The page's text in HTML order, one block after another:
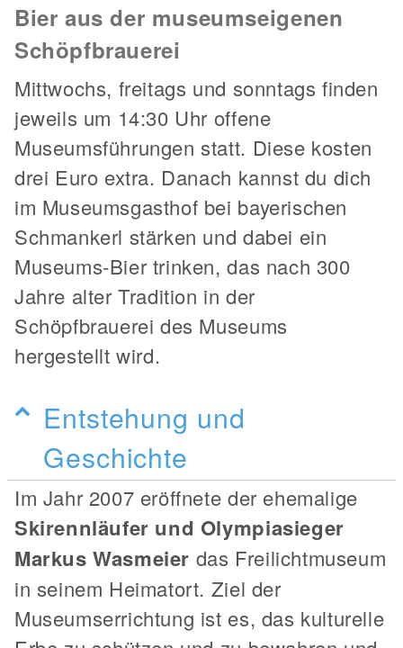
Bier aus der museumseigenen
Schöpfbrauerei
Mittwochs, freitags und sonntags finden
jeweils um 14:30 Uhr offene
Museumsführungen statt. Diese kosten
drei Euro extra. Danach kannst du dich
im Museumsgasthof bei bayerischen
Schmankerl stärken und dabei ein
Museums-Bier trinken, das nach 300
Jahre alter Tradition in der
Schöpfbrauerei des Museums
hergestellt wird.
Entstehung und
Geschichte
Im Jahr 2007 eröffnete der ehemalige
Skirennläufer und Olympiasieger
Markus Wasmeier das Freilichtmuseum
in seinem Heimatort. Ziel der
Museumserrichtung ist es, das kulturelle